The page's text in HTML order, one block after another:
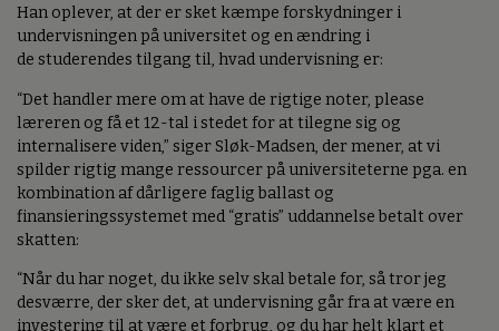
Han oplever, at der er sket kæmpe forskydninger i
undervisningen på universitet og en ændring i
de studerendes tilgang til, hvad undervisning er:
“Det handler mere om at have de rigtige noter, please
læreren og få et 12-tal i stedet for at tilegne sig og
internalisere viden,” siger Sløk-Madsen, der mener, at vi
spilder rigtig mange ressourcer på universiteterne pga. en
kombination af dårligere faglig ballast og
finansieringssystemet med “gratis” uddannelse betalt over
skatten:
“Når du har noget, du ikke selv skal betale for, så tror jeg
desværre, der sker det, at undervisning går fra at være en
investering til at være et forbrug, og du har helt klart et